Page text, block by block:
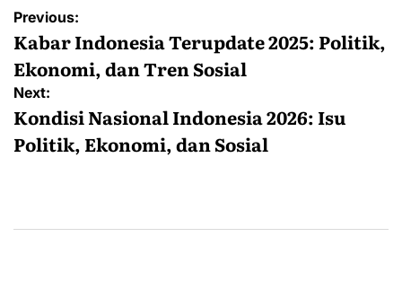
Post
navigation
Previous:
Kabar Indonesia Terupdate 2025: Politik,
Ekonomi, dan Tren Sosial
Next:
Kondisi Nasional Indonesia 2026: Isu
Politik, Ekonomi, dan Sosial